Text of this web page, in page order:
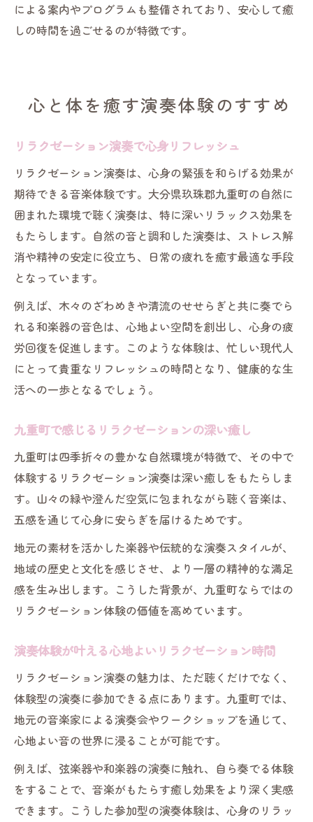
による案内やプログラムも整備されており、安心して癒
しの時間を過ごせるのが特徴です。
心と体を癒す演奏体験のすすめ
リラクゼーション演奏で心身リフレッシュ
リラクゼーション演奏は、心身の緊張を和らげる効果が
期待できる音楽体験です。大分県玖珠郡九重町の自然に
囲まれた環境で聴く演奏は、特に深いリラックス効果を
もたらします。自然の音と調和した演奏は、ストレス解
消や精神の安定に役立ち、日常の疲れを癒す最適な手段
となっています。
例えば、木々のざわめきや清流のせせらぎと共に奏でら
れる和楽器の音色は、心地よい空間を創出し、心身の疲
労回復を促進します。このような体験は、忙しい現代人
にとって貴重なリフレッシュの時間となり、健康的な生
活への一歩となるでしょう。
九重町で感じるリラクゼーションの深い癒し
九重町は四季折々の豊かな自然環境が特徴で、その中で
体験するリラクゼーション演奏は深い癒しをもたらしま
す。山々の緑や澄んだ空気に包まれながら聴く音楽は、
五感を通じて心身に安らぎを届けるためです。
地元の素材を活かした楽器や伝統的な演奏スタイルが、
地域の歴史と文化を感じさせ、より一層の精神的な満足
感を生み出します。こうした背景が、九重町ならではの
リラクゼーション体験の価値を高めています。
演奏体験が叶える心地よいリラクゼーション時間
リラクゼーション演奏の魅力は、ただ聴くだけでなく、
体験型の演奏に参加できる点にあります。九重町では、
地元の音楽家による演奏会やワークショップを通じて、
心地よい音の世界に浸ることが可能です。
例えば、弦楽器や和楽器の演奏に触れ、自ら奏でる体験
をすることで、音楽がもたらす癒し効果をより深く実感
できます。こうした参加型の演奏体験は、心身のリラッ